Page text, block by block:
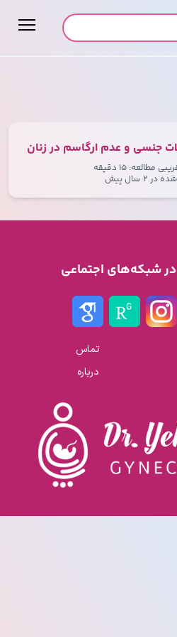
جنسی و عدم ارگاسم در زنان
مطالعه: ۱۵ دقیقه
در ۲ سال پیش
در شبکه‌های اجتماعی
تماس
درباره